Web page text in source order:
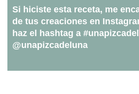
Si hiciste esta receta, me
de tus creaciones en
haz el hashtag a
@unapizcadeluna